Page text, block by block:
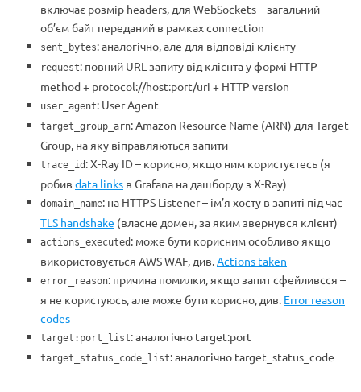
включає розмір headers, для WebSockets – загальний
об’єм байт переданий в рамках connection
sent_bytes: аналогічно, але для відповіді клієнту
request: повний URL запиту від клієнта у формі HTTP
method + protocol://host:port/uri + HTTP version
user_agent: User Agent
target_group_arn: Amazon Resource Name (ARN) для Target
Group, на яку віправляються запити
trace_id : X-Ray ID – корисно, якщо ним користуєтесь (я
робив data links в Grafana на дашборду з X-Ray)
domain_name: на HTTPS Listener – ім’я хосту в запиті під час
TLS handshake (власне домен, за яким звернувся клієнт)
actions_executed : може бути корисним особливо якщо
використовується AWS WAF, див. Actions taken
error_reason: причина помилки, якщо запит сфейливсся –
я не користуюсь, але може бути корисно, див. Error reason
codes
target:port_list: аналогічно target:port
target_status_code_list: аналогічно target_status_code